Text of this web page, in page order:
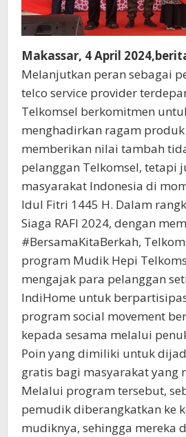
Makassar, 4 April
Melanjutkan peran sebagai
telco service provider
Telkomsel berkomitmen
menghadirkan ragam
memberikan nilai tambah
pelanggan Telkomsel, tetapi
masyarakat Indonesia di
Idul Fitri 1445 H. Dalam
Siaga RAFI 2024, dengan
#BersamaKitaBerkah,
program Mudik Hepi
mengajak para pelanggan
IndiHome untuk
program social movement
kepada sesama melalui
Poin yang dimiliki untuk
gratis bagi masyarakat yang
Melalui program tersebut,
pemudik diberangkatkan ke
mudiknya, sehingga mereka